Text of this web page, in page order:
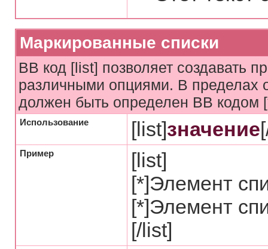
Маркированные списки
BB код [list] позволяет создавать
различными опциями. В пределах
должен быть определен BB кодом
Использование [list]значение
Пример
[list]
[*]Элемент
[*]Элемент
[/list]